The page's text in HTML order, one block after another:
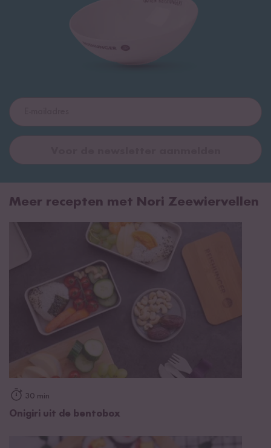
Meer recepten met Nori Zeewiervellen
30 min
Onigiri uit de bentobox